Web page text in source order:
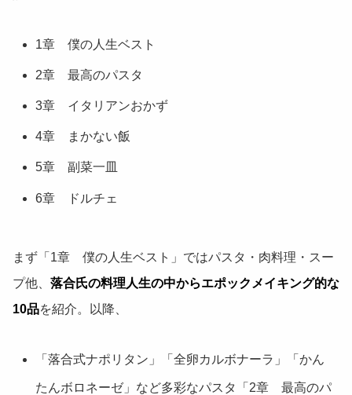
1章 僕の人生ベスト
2章 最高のパスタ
3章 イタリアンおかず
4章 まかない飯
5章 副菜一皿
6章 ドルチェ
まず「1章 僕の人生ベスト」ではパスタ・肉料理・スー
プ他、 落合氏の料理人生の中からエポックメイキング的な
10品を紹介。以降、
「落合式ナポリタン」「全卵カルボナーラ」「かん
たんボロネーゼ」など多彩なパスタ「2章 最高のパ